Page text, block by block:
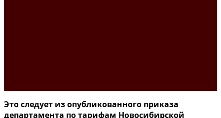
Это следует из опубликованного приказа
департамента по тарифам Новосибирской